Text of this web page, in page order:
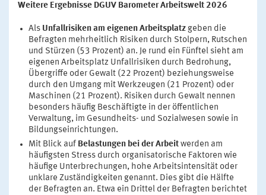
Weitere Ergebnisse DGUV Barometer Arbeitswelt 2026
Als Unfallrisiken am eigenen Arbeitsplatzgeben die
Befragten mehrheitlich Risiken durch Stolpern, Rutschen
und Stürzen (53 Prozent) an. Je rund ein Fünftel sieht am
eigenen Arbeitsplatz Unfallrisiken durch Bedrohung,
Übergriffe oder Gewalt (22 Prozent) beziehungsweise
durch den Umgang mit Werkzeugen (21 Prozent) oder
Maschinen (21 Prozent). Risiken durch Gewalt nennen
besonders häufig Beschäftigte in der öffentlichen
Verwaltung, im Gesundheits- und Sozialwesen sowie in
Bildungseinrichtungen.
Mit Blick auf Belastungen bei der Arbeitwerden am
häufigsten Stress durch organisatorische Faktoren wie
häufige Unterbrechungen, hohe Arbeitsintensität oder
unklare Zuständigkeiten genannt. Dies gibt die Hälfte
der Befragten an. Etwa ein Drittel der Befragten berichtet